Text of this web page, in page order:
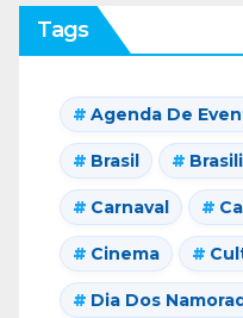
Tags
Agenda De
Brasil
Carnaval
Cinema
Dia Dos